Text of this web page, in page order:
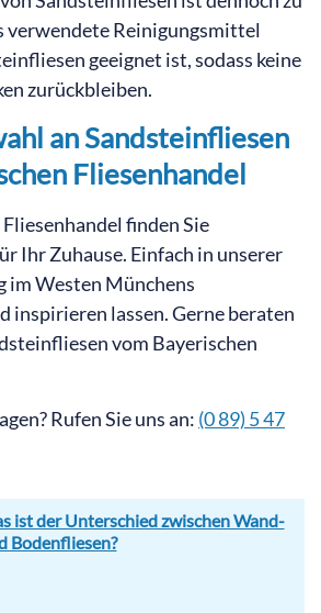
verwendete Reinigungsmittel
geeignet ist, sodass keine
zurückbleiben.
an Sandsteinfliesen
Fliesenhandel
finden Sie
Ihr Zuhause. Einfach in unserer
im Westen Münchens
inspirieren lassen. Gerne beraten
vom Bayerischen
Rufen Sie uns an: (0 89) 5 47
ist der Unterschied zwischen Wand-
Bodenfliesen?